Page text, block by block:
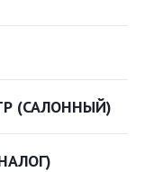
(САЛОННЫЙ)